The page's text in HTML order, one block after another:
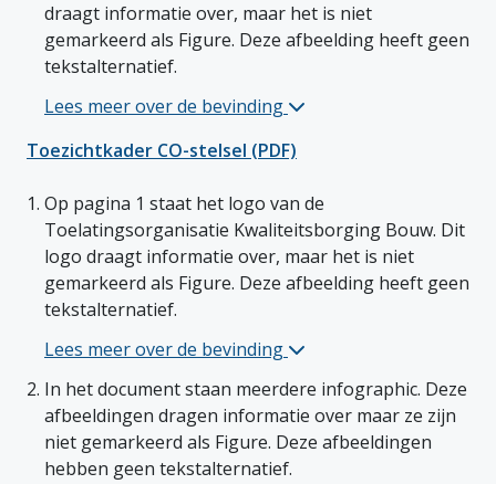
draagt informatie over, maar het is niet
gemarkeerd als Figure. Deze afbeelding heeft geen
tekstalternatief.
Lees meer over de bevinding Jaarplan 2023 (PDF) 2
Toezichtkader CO-stelsel (PDF)
Op pagina 1 staat het logo van de
Toelatingsorganisatie Kwaliteitsborging Bouw. Dit
logo draagt informatie over, maar het is niet
gemarkeerd als Figure. Deze afbeelding heeft geen
tekstalternatief.
Lees meer over de bevinding Toezichtkader CO-
In het document staan meerdere infographic. Deze
afbeeldingen dragen informatie over maar ze zijn
niet gemarkeerd als Figure. Deze afbeeldingen
hebben geen tekstalternatief.